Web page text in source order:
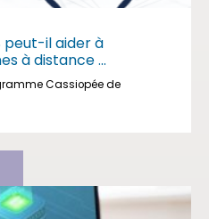
peut-il aider à
à distance ...
Cassiopée de